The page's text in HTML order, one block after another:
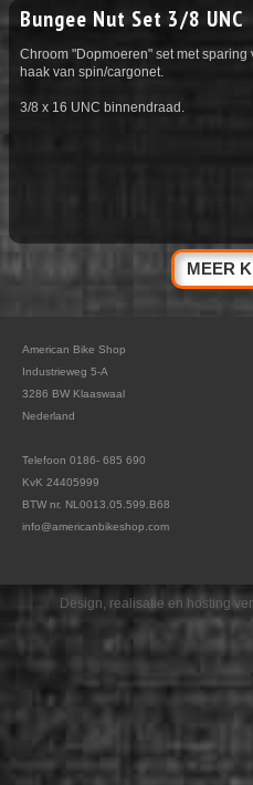
Bungee Nut Set 3/8 UNC
Chroom "Dopmoeren" set met
haak van spin/cargonet.
3/8 x 16 UNC binnendraad.
MEER
American Bike Shop
Industrieweg 5-A
3286 BW Klaaswaal
Nederland
Telefoon 0186- 685 690
KvK 24405999
BTW nr. NL0013.05.599.B68
info@americanbikeshop.com
Design, realisatie en hosting